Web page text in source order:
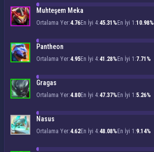
Muhteşem Meka
Ortalama Yer:4.76En İyi 4:45.31% En İyi 1:10.98%
Pantheon
Ortalama Yer:4.95En İyi 4:41.28% En İyi 1:7.71%
Gragas
Ortalama Yer:4.80En İyi 4:47.37% En İyi 1:5.26%
Nasus
Ortalama Yer:4.62En İyi 4:48.08% En İyi 1:9.14%